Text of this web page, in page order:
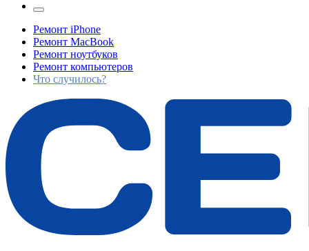
Ремонт iPhone
Ремонт MacBook
Ремонт ноутбуков
Ремонт компьютеров
Что случилось?